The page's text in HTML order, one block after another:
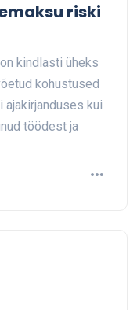
riski
kindlasti üheks
kohustused
ajakirjanduses kui
töödest ja